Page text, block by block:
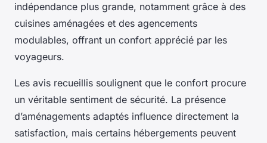
indépendance plus grande, notamment grâce à des
cuisines aménagées et des agencements
modulables, offrant un confort apprécié par les
voyageurs.
Les avis recueillis soulignent que le confort procure
un véritable sentiment de sécurité. La présence
d’aménagements adaptés influence directement la
satisfaction, mais certains hébergements peuvent